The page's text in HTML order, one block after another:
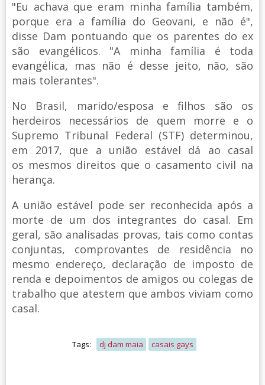
"Eu achava que eram minha família também,
porque era a família do Geovani, e não é",
disse Dam pontuando que os parentes do ex
são evangélicos. "A minha família é toda
evangélica, mas não é desse jeito, não, são
mais tolerantes".
No Brasil, marido/esposa e filhos são os
herdeiros necessários de quem morre e o
Supremo Tribunal Federal (STF) determinou,
em 2017, que a união estável dá ao casal
os mesmos direitos que o casamento civil na
herança.
A união estável pode ser reconhecida após a
morte de um dos integrantes do casal. Em
geral, são analisadas provas, tais como contas
conjuntas, comprovantes de residência no
mesmo endereço, declaração de imposto de
renda e depoimentos de amigos ou colegas de
trabalho que atestem que ambos viviam como
casal.
Tags: dj dam maia casais gays